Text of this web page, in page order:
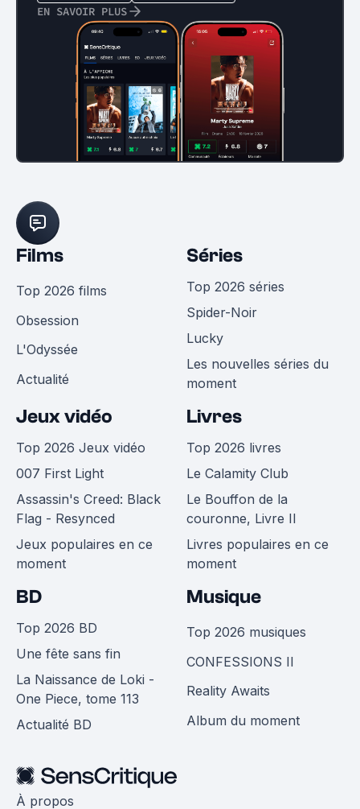
EN SAVOIR PLUS
Films
Top 2026 films
Obsession
L'Odyssée
Actualité
Séries
Top 2026 séries
Spider-Noir
Lucky
Les nouvelles séries du
moment
Jeux vidéo
Top 2026 Jeux vidéo
007 First Light
Assassin's Creed: Black
Flag - Resynced
Jeux populaires en ce
moment
Livres
Top 2026 livres
Le Calamity Club
Le Bouffon de la
couronne, Livre II
Livres populaires en ce
moment
BD
Top 2026 BD
Une fête sans fin
La Naissance de Loki -
One Piece, tome 113
Actualité BD
Musique
Top 2026 musiques
CONFESSIONS II
Reality Awaits
Album du moment
À propos